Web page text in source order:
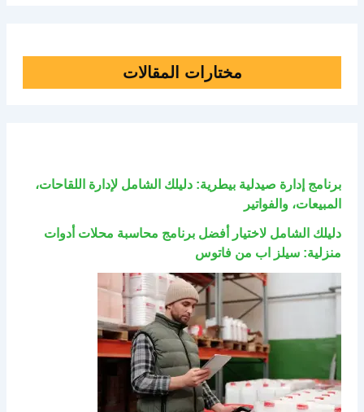
مختارات المقالات
برنامج إدارة صيدلية بيطرية: دليلك الشامل لإدارة اللقاحات،
المبيعات، والفواتير
دليلك الشامل لاختيار أفضل برنامج محاسبة محلات أدوات
منزلية: سيلز اب من فاتوس